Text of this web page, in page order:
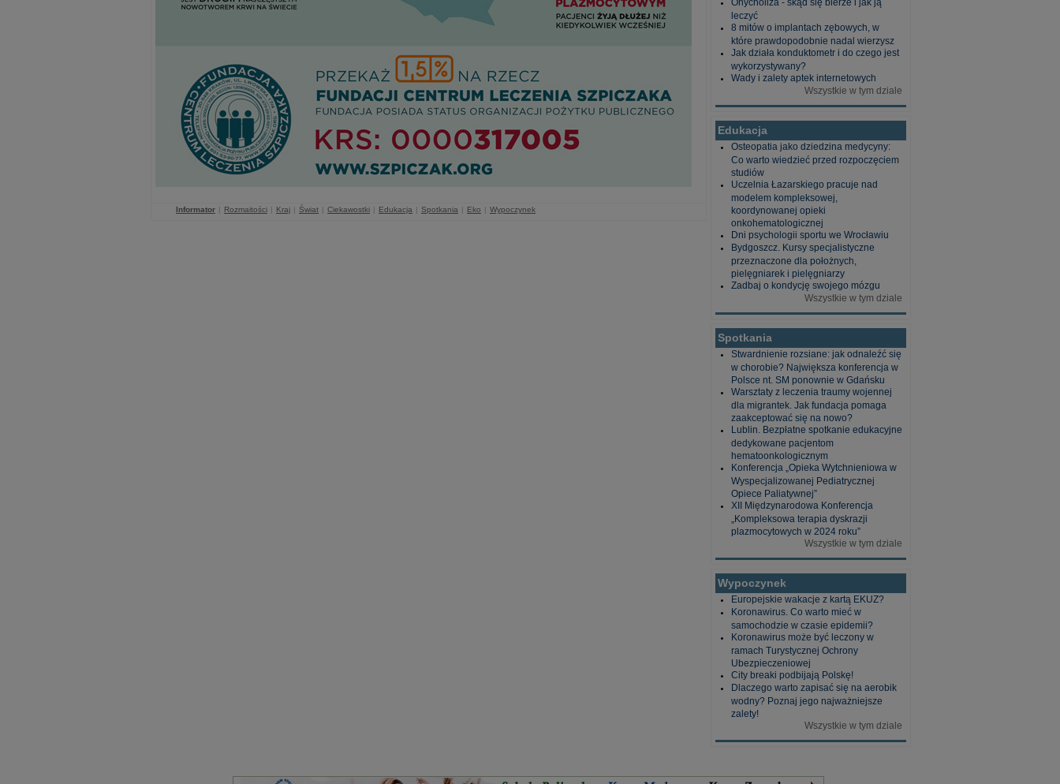
Informator | Rozmaitości | Kraj | Świat | Ciekawostki | Edukacja | Spotkania | Eko | Wypoczynek
Onycholiza - skąd się bierze i jak ją
leczyć
8 mitów o implantach zębowych, w
które prawdopodobnie nadal wierzysz
Jak działa konduktometr i do czego jest
wykorzystywany?
Wady i zalety aptek internetowych
Wszystkie w tym dziale
Edukacja
Osteopatia jako dziedzina medycyny:
Co warto wiedzieć przed rozpoczęciem
studiów
Uczelnia Łazarskiego pracuje nad
modelem kompleksowej,
koordynowanej opieki
onkohematologicznej
Dni psychologii sportu we Wrocławiu
Bydgoszcz. Kursy specjalistyczne
przeznaczone dla położnych,
pielęgniarek i pielęgniarzy
Zadbaj o kondycję swojego mózgu
Wszystkie w tym dziale
Spotkania
Stwardnienie rozsiane: jak odnaleźć się
w chorobie? Największa konferencja w
Polsce nt. SM ponownie w Gdańsku
Warsztaty z leczenia traumy wojennej
dla migrantek. Jak fundacja pomaga
zaakceptować się na nowo?
Lublin. Bezpłatne spotkanie edukacyjne
dedykowane pacjentom
hematoonkologicznym
Konferencja „Opieka Wytchnieniowa w
Wyspecjalizowanej Pediatrycznej
Opiece Paliatywnej”
XII Międzynarodowa Konferencja
„Kompleksowa terapia dyskrazji
plazmocytowych w 2024 roku”
Wszystkie w tym dziale
Wypoczynek
Europejskie wakacje z kartą EKUZ?
Koronawirus. Co warto mieć w
samochodzie w czasie epidemii?
Koronawirus może być leczony w
ramach Turystycznej Ochrony
Ubezpieczeniowej
City breaki podbijają Polskę!
Dlaczego warto zapisać się na aerobik
wodny? Poznaj jego najważniejsze
zalety!
Wszystkie w tym dziale